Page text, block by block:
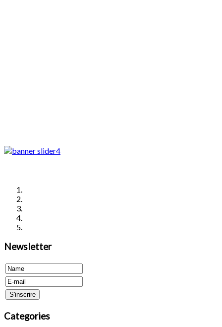
Newsletter
Categories